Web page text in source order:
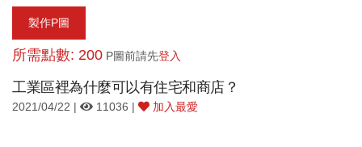
製作P圖
所需點數: 200 P圖前請先登入
工業區裡為什麼可以有住宅和商店？
2021/04/22 | 11036 | 加入最愛